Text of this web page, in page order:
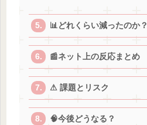
📊どれくらい減ったのか？
📰ネット上の反応まとめ
⚠ 課題とリスク
🧠今後どうなる？